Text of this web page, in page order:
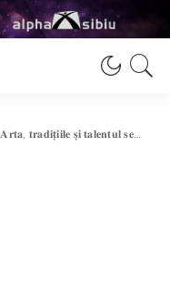
𝐀𝐫𝐭𝐚, 𝐭𝐫𝐚𝐝𝐢𝐭̦𝐢𝐢𝐥𝐞 𝐬̦𝐢 𝐭𝐚𝐥𝐞𝐧𝐭𝐮𝐥 𝐬𝐞 𝐢̂𝐧𝐭𝐚̂𝐥𝐧𝐞𝐬𝐜 𝐥𝐚 𝐒𝐢𝐛𝐢𝐮!